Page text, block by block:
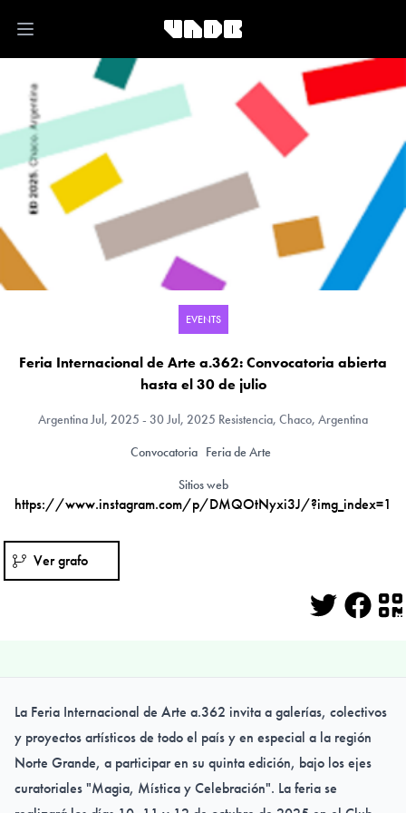
Open main menu
EVENTS
Feria Internacional de Arte a.362: Convocatoria abierta
hasta el 30 de julio
ArgentinaJul, 2025 - 30 Jul, 2025 Resistencia, Chaco, Argentina
Convocatoria Feria de Arte
Sitios web
https://www.instagram.com/p/DMQOtNyxi3J/?img_index=1
Ver grafo
La Feria Internacional de Arte a.362 invita a galerías, colectivos
y proyectos artísticos de todo el país y en especial a la región
Norte Grande, a participar en su quinta edición, bajo los ejes
curatoriales "Magia, Mística y Celebración". La feria se